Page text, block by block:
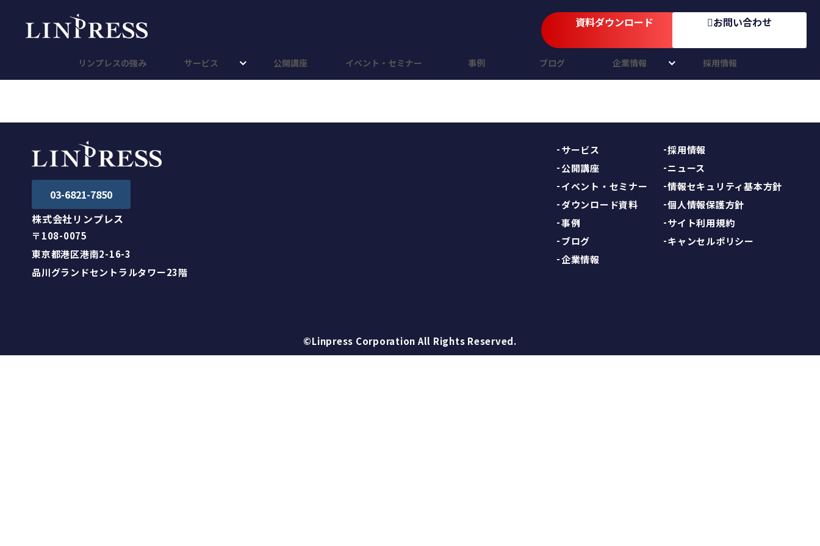
資料ダウンロード お問い合わせ
リンプレスの強み サービス 公開講座 イベント・セミナー 事例 ブログ 企業情報 採用情報
03-6821-7850
株式会社リンプレス
〒108-0075
東京都港区港南2-16-3
品川グランドセントラルタワー23階
サービス
公開講座
イベント・セミナー
ダウンロード資料
事例
ブログ
企業情報
採用情報
ニュース
情報セキュリティ基本方針
個人情報保護方針
サイト利用規約
キャンセルポリシー
©Linpress Corporation All Rights Reserved.